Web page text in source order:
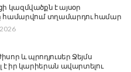
կազմվածքն է այսօր
համարվում տղամարդու համար
և պրոդյուսեր Ջեյմս
է իր կարիերան ավարտելու